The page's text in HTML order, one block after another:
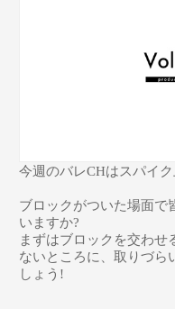
今週のバレCHはスパイ
ブロックがついた場面で
いますか?
まずはブロックを交わせ
ないところに、取りづら
しょう!